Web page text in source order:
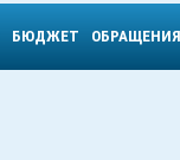
БЮДЖЕТ ОБРАЩЕНИЯ